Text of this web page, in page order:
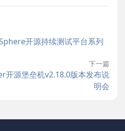
开源持续测试平台系列
下一篇
开源堡垒机v2.18.0版本发布说
明会